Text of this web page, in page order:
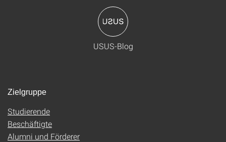
USUS-Blog
Zielgruppe
Studierende
Beschäftigte
Alumni und Förderer